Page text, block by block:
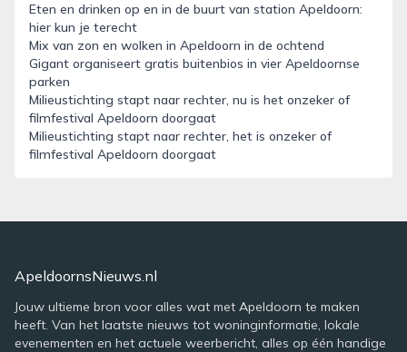
Eten en drinken op en in de buurt van station Apeldoorn:
hier kun je terecht
Mix van zon en wolken in Apeldoorn in de ochtend
Gigant organiseert gratis buitenbios in vier Apeldoornse
parken
Milieustichting stapt naar rechter, nu is het onzeker of
filmfestival Apeldoorn doorgaat
Milieustichting stapt naar rechter, het is onzeker of
filmfestival Apeldoorn doorgaat
ApeldoornsNieuws.nl
Jouw ultieme bron voor alles wat met Apeldoorn te maken
heeft. Van het laatste nieuws tot woninginformatie, lokale
evenementen en het actuele weerbericht, alles op één handige